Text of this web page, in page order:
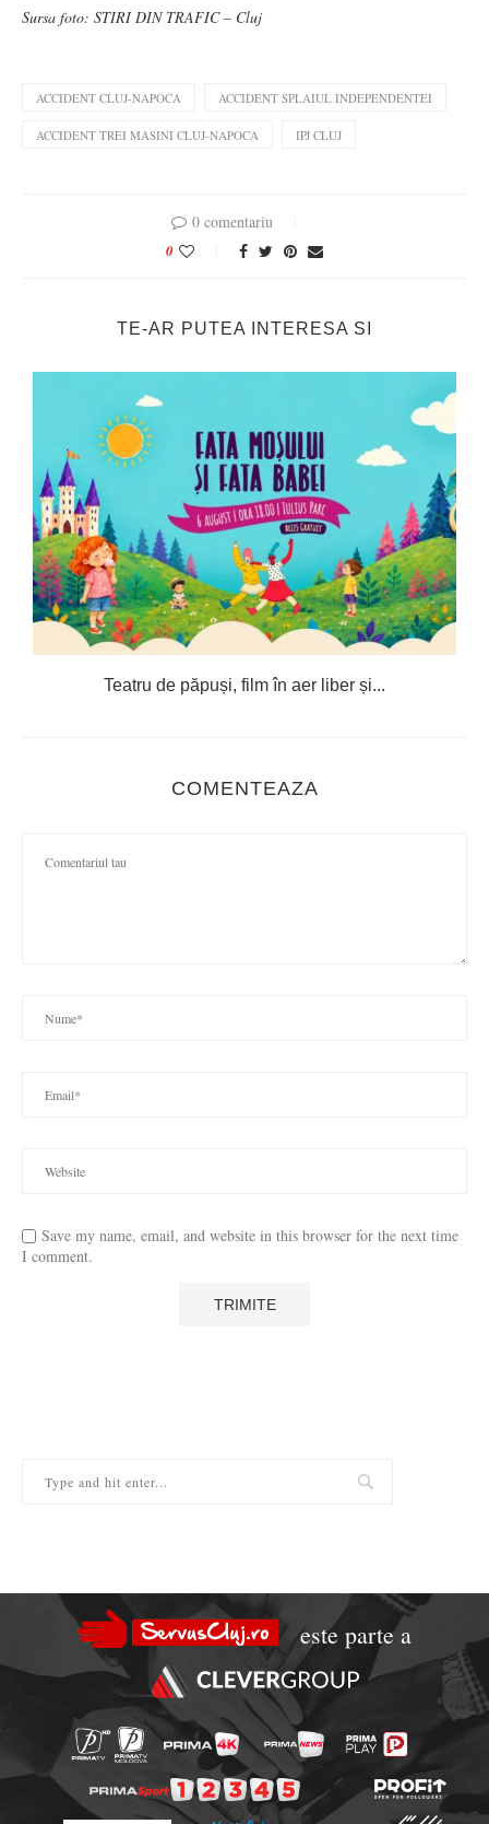
Sursa foto: STIRI DIN TRAFIC – Cluj
ACCIDENT CLUJ-NAPOCA ACCIDENT SPLAIUL INDEPENDENTEI
ACCIDENT TREI MASINI CLUJ-NAPOCA IPJ CLUJ
0 comentariu
0
TE-AR PUTEA INTERESA SI
Teatru de păpuși, film în aer liber și...
COMENTEAZA
Save my name, email, and website in this browser for the next time
I comment.
este parte a